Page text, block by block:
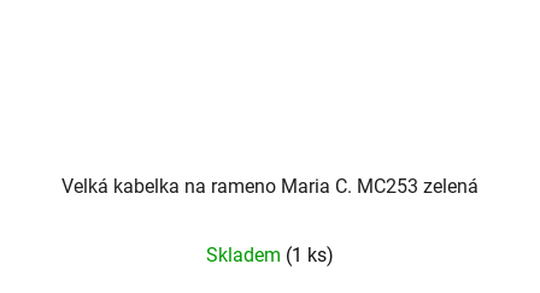
Velká kabelka na rameno Maria C. MC253 zelená
Skladem (1 ks)